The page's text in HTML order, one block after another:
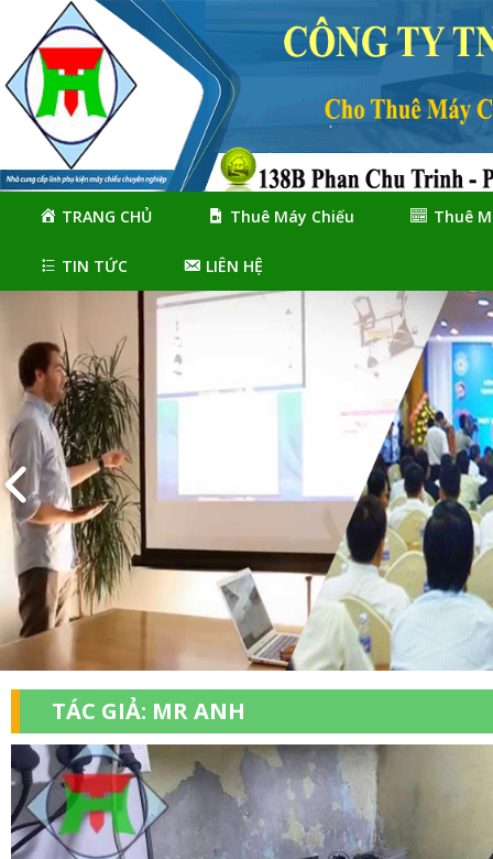
navigation
content
TRANG CHỦ Thuê Máy Chiếu Thuê
TIN TỨC LIÊN HỆ
TÁC GIẢ: MR ANH